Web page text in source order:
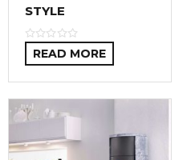
STYLE
READ MORE